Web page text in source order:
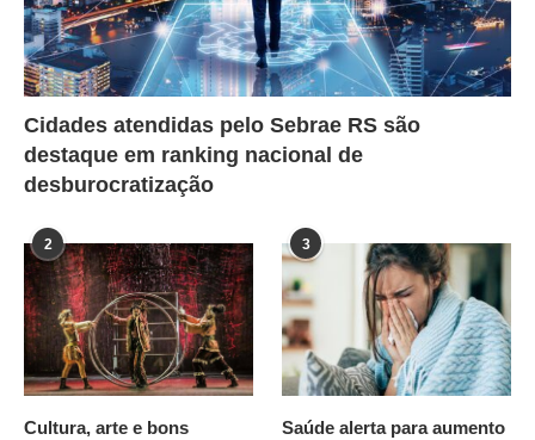
Cidades atendidas pelo Sebrae RS são
destaque em ranking nacional de
desburocratização
2
Cultura, arte e bons
3
Saúde alerta para aumento